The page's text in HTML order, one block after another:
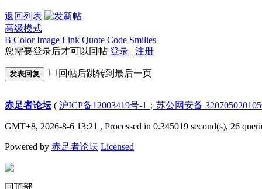
返回列表
高级模式
B Color Image Link Quote Code Smilies
您需要登录后才可以回帖 登录 | 注册
发表回复 回帖后跳转到最后一页
赤足者论坛( 沪ICP备12003419号-1；苏公网安备
GMT+8, 2026-8-6 13:21 , Processed in 0.345019 second(s), 26
Powered by 赤足者论坛 Licensed
回顶部